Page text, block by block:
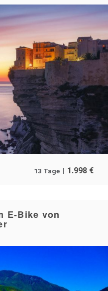
13 Tage 1.998 €
E-Bike von